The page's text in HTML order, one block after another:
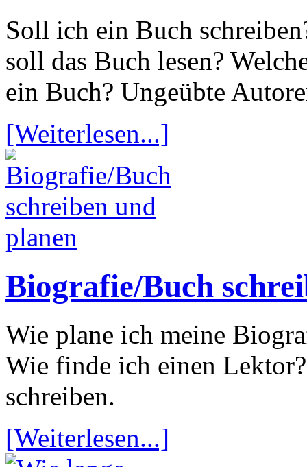
Soll ich ein Buch
soll das Buch lesen?
ein Buch? Ungeübte
[Weiterlesen...]
Biografie/Buch
Wie plane ich meine
Wie finde ich einen
schreiben.
[Weiterlesen...]